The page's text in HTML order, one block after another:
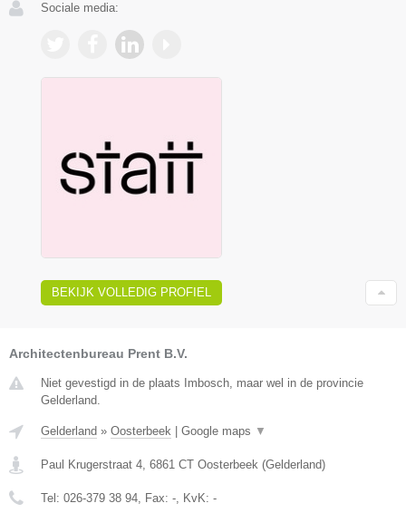
Sociale media:
BEKIJK VOLLEDIG PROFIEL
Architectenbureau Prent B.V.
Niet gevestigd in de plaats Imbosch, maar wel in de provincie
Gelderland.
Gelderland » Oosterbeek Google maps ▼
Paul Krugerstraat 4, 6861 CT Oosterbeek (Gelderland)
Tel: 026-379 38 94, Fax: -, KvK: -